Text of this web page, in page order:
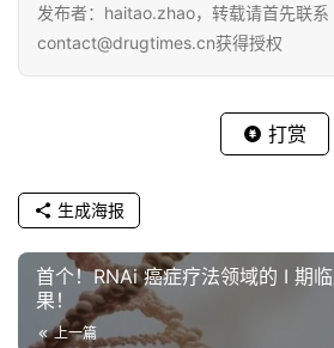
发布者：haitao.zhao，转载请首先联系
contact@drugtimes.cn获得授权
打赏
生成海报
首个！RNAi 癌症疗法领域的 I 期
果！
上一篇